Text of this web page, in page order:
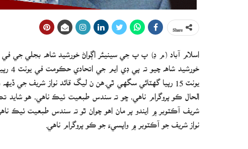
يونٽ 15 رپيا گهٽائي سگهي ٿي.هن ن ليگ قائد نواز شريف
الحال ڪو پروگرام ناهي، ڇو ته سندس طبعيت ٺيڪ ناهي، هو شايد
شريف آڪٽوبر ۾ ايندو پر مان اهو چوان ٿو ته سندس طبعيت
نواز شريف جو آڪٽوبر ۾ واپسيءَ جو ڪو پروگرام ناهي.